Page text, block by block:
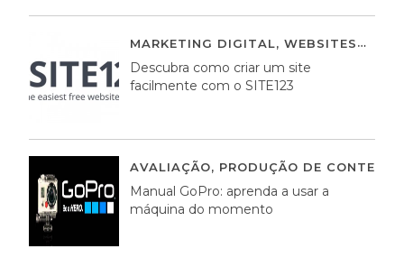
MARKETING DIGITAL, WEBSITES
Descubra como criar um site
facilmente com o SITE123
AVALIAÇÃO, PRODUÇÃO DE
Manual GoPro: aprenda a usar a
máquina do momento